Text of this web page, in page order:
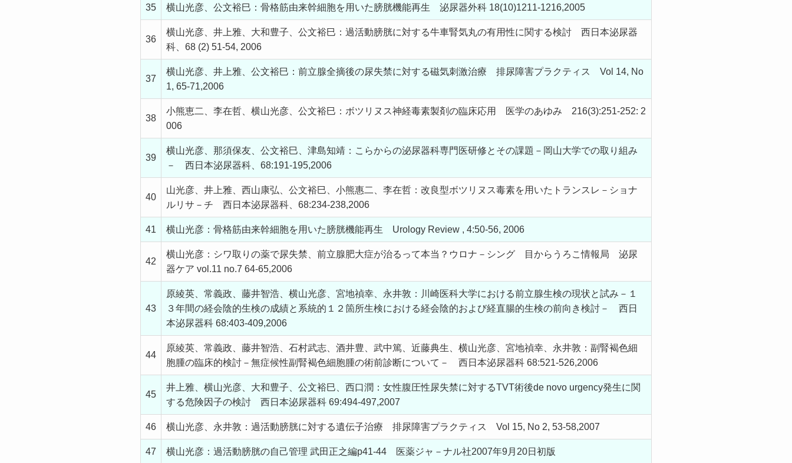
35 横山光彦、公文裕巳：骨格筋由来幹細胞を用いた膀胱機能再生 泌尿器外科 18(10)1211-1216,2005
36
横山光彦、井上雅、大和豊子、公文裕巳：過活動膀胱に対する牛車腎気丸の有用性に関する検討 西日本泌尿器
科、68 (2) 51-54, 2006
37
横山光彦、井上雅、公文裕巳：前立腺全摘後の尿失禁に対する磁気刺激治療 排尿障害プラクティス Vol 14, No
1, 65-71,2006
38
小熊恵二、李在哲、横山光彦、公文裕巳：ボツリヌス神経毒素製剤の臨床応用 医学のあゆみ 216(3):251-252: 2
006
39
横山光彦、那須保友、公文裕巳、津島知靖：こらからの泌尿器科専門医研修とその課題－岡山大学での取り組み
－ 西日本泌尿器科、68:191-195,2006
40
山光彦、井上雅、西山康弘、公文裕巳、小熊惠二、李在哲：改良型ボツリヌス毒素を用いたトランスレ－ショナ
ルリサ－チ 西日本泌尿器科、68:234-238,2006
41 横山光彦：骨格筋由来幹細胞を用いた膀胱機能再生 Urology Review , 4:50-56, 2006
42
横山光彦：シワ取りの薬で尿失禁、前立腺肥大症が治るって本当？ウロナ－シング 目からうろこ情報局 泌尿
器ケア vol.11 no.7 64-65,2006
43
原綾英、常義政、藤井智浩、横山光彦、宮地禎幸、永井敦：川崎医科大学における前立腺生検の現状と試み－１
３年間の経会陰的生検の成績と系統的１２箇所生検における経会陰的および経直腸的生検の前向き検討－ 西日
本泌尿器科 68:403-409,2006
44
原綾英、常義政、藤井智浩、石村武志、酒井豊、武中篤、近藤典生、横山光彦、宮地禎幸、永井敦：副腎褐色細
胞腫の臨床的検討－無症候性副腎褐色細胞腫の術前診断について－ 西日本泌尿器科 68:521-526,2006
45
井上雅、横山光彦、大和豊子、公文裕巳、西口潤：女性腹圧性尿失禁に対するTVT術後de novo urgency発生に関
する危険因子の検討 西日本泌尿器科 69:494-497,2007
46 横山光彦、永井敦：過活動膀胱に対する遺伝子治療 排尿障害プラクティス Vol 15, No 2, 53-58,2007
47 横山光彦：過活動膀胱の自己管理 武田正之編p41-44 医薬ジャ－ナル社2007年9月20日初版